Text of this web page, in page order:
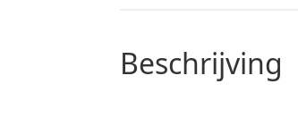
beschrijving